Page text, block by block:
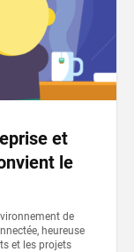
et
le
de
heureuse
et les projets